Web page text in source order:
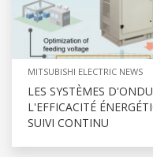
MITSUBISHI ELECTRIC NEWS
LES SYSTÈMES
L'EFFICACITÉ
SUIVI CONTINU